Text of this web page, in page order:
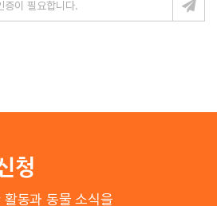
청
동과 동물 소식을